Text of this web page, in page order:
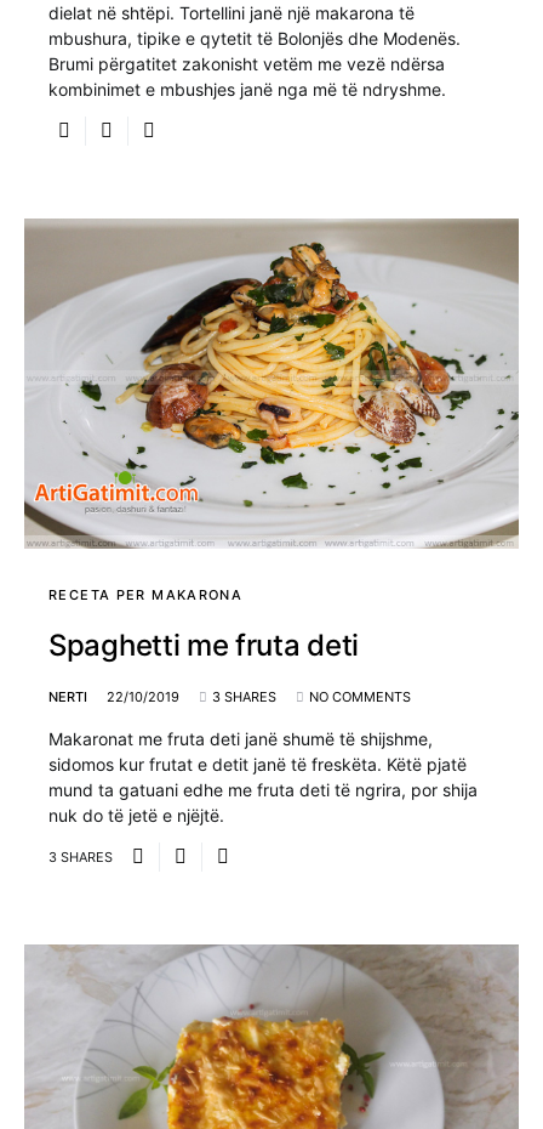
dielat në shtëpi. Tortellini janë një makarona të
mbushura, tipike e qytetit të Bolonjës dhe Modenës.
Brumi përgatitet zakonisht vetëm me vezë ndërsa
kombinimet e mbushjes janë nga më të ndryshme.
RECETA PER MAKARONA
Spaghetti me fruta deti
NERTI 22/10/2019 3 SHARES NO COMMENTS
Makaronat me fruta deti janë shumë të shijshme,
sidomos kur frutat e detit janë të freskëta. Këtë pjatë
mund ta gatuani edhe me fruta deti të ngrira, por shija
nuk do të jetë e njëjtë.
3 SHARES